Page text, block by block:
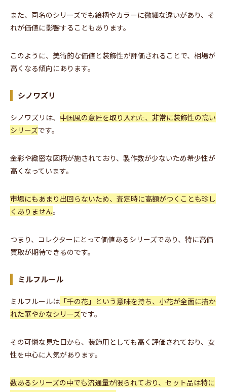
また、同名のシリーズでも絵柄やカラーに微細な違いがあり、そ
れが価値に影響することもあります。
このように、美術的な価値と装飾性が評価されることで、相場が
高くなる傾向にあります。
シノワズリ
シノワズリは、 中国風の意匠を取り入れた、非常に装飾性の高い
シリーズです。
金彩や緻密な図柄が施されており、製作数が少ないため希少性が
高くなっています。
市場にもあまり出回らないため、査定時に高額がつくことも珍し
くありません。
つまり、コレクターにとって価値あるシリーズであり、特に高価
買取が期待できるのです。
ミルフルール
ミルフルールは 「千の花」という意味を持ち、小花が全面に描か
れた華やかなシリーズです。
その可憐な見た目から、装飾用としても高く評価されており、女
性を中心に人気があります。
数あるシリーズの中でも流通量が限られており、セット品は特に